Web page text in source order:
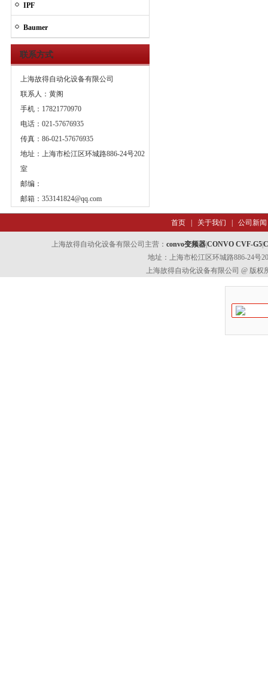
IPF
Baumer
联系方式
上海故得自动化设备有限公司
联系人：黄阁
手机：17821770970
电话：021-57676935
传真：86-021-57676935
地址：上海市松江区环城路886-24号202
室
邮编：
邮箱： 353141824@qq.com
首页| 关于我们 公司新闻
上海故得自动化设备有限公司主营： convo变频器|CONVO CVF-G5|
地址：上海市松江区环城路886-24号
上海故得自动化设备有限公司 @ 版权